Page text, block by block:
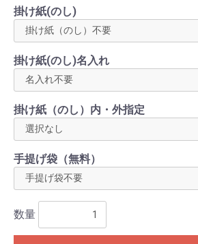
掛け紙(のし)
掛け紙(のし)名入れ
掛け紙（のし）内・外指定
手提げ袋（無料）
数量